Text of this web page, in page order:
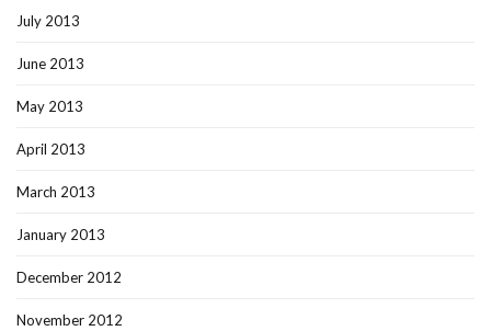
July 2013
June 2013
May 2013
April 2013
March 2013
January 2013
December 2012
November 2012